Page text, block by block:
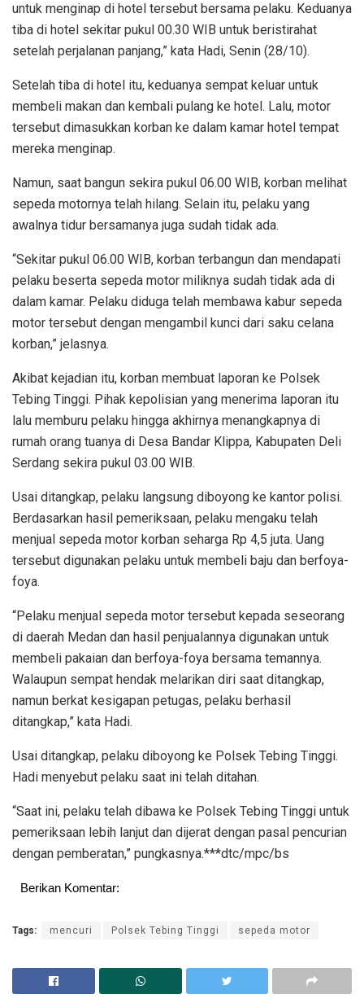
untuk menginap di hotel tersebut bersama pelaku. Keduanya
tiba di hotel sekitar pukul 00.30 WIB untuk beristirahat
setelah perjalanan panjang,” kata Hadi, Senin (28/10).
Setelah tiba di hotel itu, keduanya sempat keluar untuk
membeli makan dan kembali pulang ke hotel. Lalu, motor
tersebut dimasukkan korban ke dalam kamar hotel tempat
mereka menginap.
Namun, saat bangun sekira pukul 06.00 WIB, korban melihat
sepeda motornya telah hilang. Selain itu, pelaku yang
awalnya tidur bersamanya juga sudah tidak ada.
“Sekitar pukul 06.00 WIB, korban terbangun dan mendapati
pelaku beserta sepeda motor miliknya sudah tidak ada di
dalam kamar. Pelaku diduga telah membawa kabur sepeda
motor tersebut dengan mengambil kunci dari saku celana
korban,” jelasnya.
Akibat kejadian itu, korban membuat laporan ke Polsek
Tebing Tinggi. Pihak kepolisian yang menerima laporan itu
lalu memburu pelaku hingga akhirnya menangkapnya di
rumah orang tuanya di Desa Bandar Klippa, Kabupaten Deli
Serdang sekira pukul 03.00 WIB.
Usai ditangkap, pelaku langsung diboyong ke kantor polisi.
Berdasarkan hasil pemeriksaan, pelaku mengaku telah
menjual sepeda motor korban seharga Rp 4,5 juta. Uang
tersebut digunakan pelaku untuk membeli baju dan berfoya-
foya.
“Pelaku menjual sepeda motor tersebut kepada seseorang
di daerah Medan dan hasil penjualannya digunakan untuk
membeli pakaian dan berfoya-foya bersama temannya.
Walaupun sempat hendak melarikan diri saat ditangkap,
namun berkat kesigapan petugas, pelaku berhasil
ditangkap,” kata Hadi.
Usai ditangkap, pelaku diboyong ke Polsek Tebing Tinggi.
Hadi menyebut pelaku saat ini telah ditahan.
“Saat ini, pelaku telah dibawa ke Polsek Tebing Tinggi untuk
pemeriksaan lebih lanjut dan dijerat dengan pasal pencurian
dengan pemberatan,” pungkasnya.***dtc/mpc/bs
Berikan Komentar:
Tags: mencuri Polsek Tebing Tinggi sepeda motor